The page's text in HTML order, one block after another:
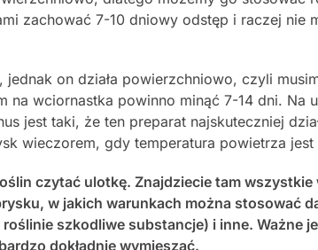
zachować 7-10 dniowy odstęp i raczej nie
on działa powierzchniowo, czyli
na wciornastka powinno minąć 7-14 dni. Na
jest taki, że ten preparat najskuteczniej
wieczorem, gdy temperatura powietrza jest
czytać ulotkę. Znajdziecie tam wszystkie
w jakich warunkach można stosować
szkodliwe substancje) i inne. Ważne
dokładnie wymieszać.